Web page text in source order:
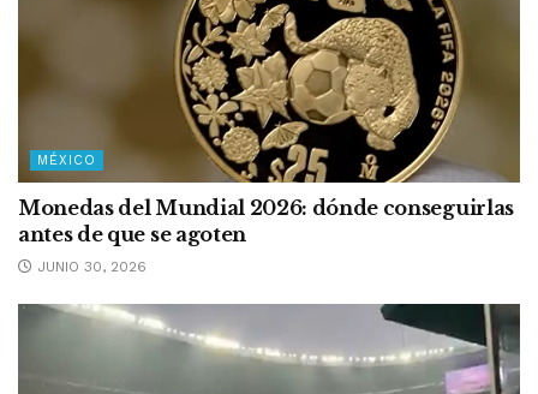
MÉXICO
Monedas del Mundial 2026: dónde conseguirlas
antes de que se agoten
JUNIO 30, 2026